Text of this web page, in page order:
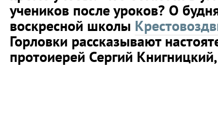
учеников после уроков? О
воскресной школы
Горловки рассказывают
протоиерей Сергий